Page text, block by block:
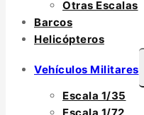
Otras Escalas
Barcos
Helicópteros
Vehículos Militares
Escala 1/35